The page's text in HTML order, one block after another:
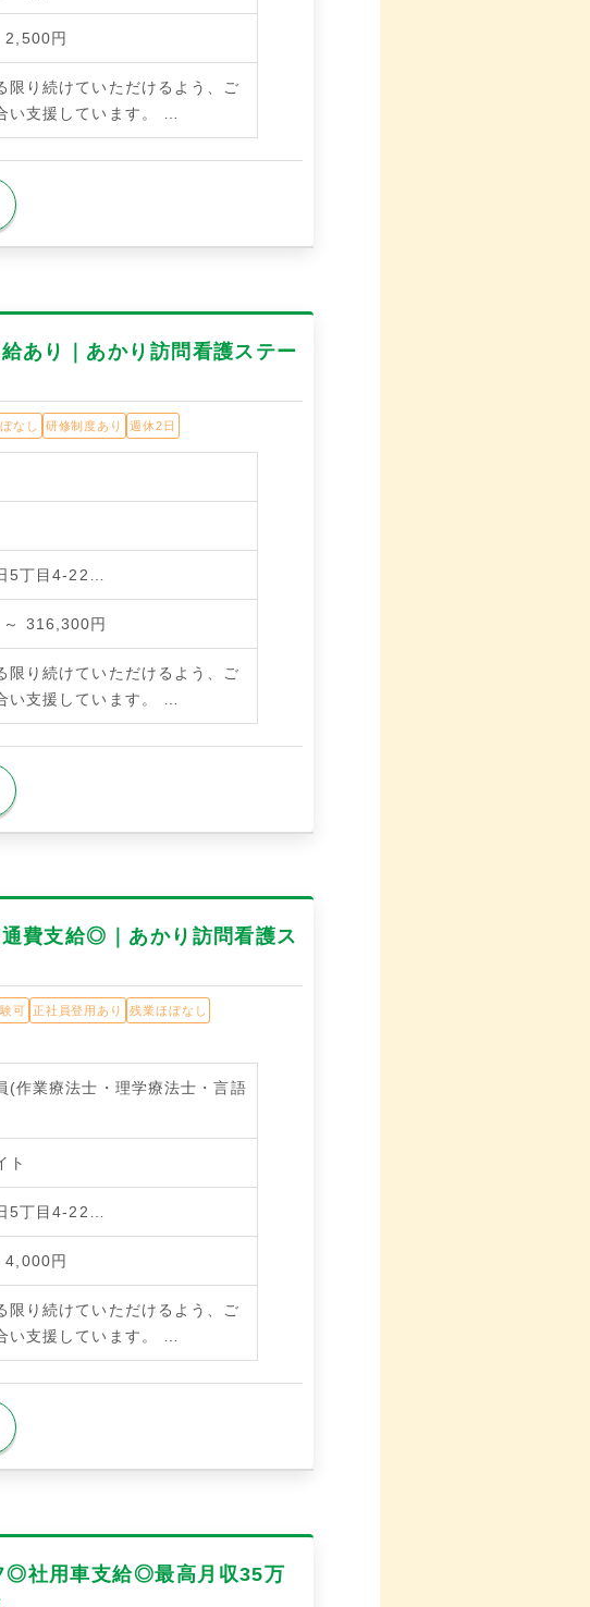
2,500円
限り続けていただけるよう、ご
い支援しています。
…
あり｜あかり訪問看護ステー
なし 研修制度あり 週休2日
5丁目4-22…
316,300円
限り続けていただけるよう、ご
い支援しています。
費支給◎｜あかり訪問看護ス
可 正社員登用あり
残業ほぼなし
(作業療法士・理学療法士・言語
ト
5丁目4-22…
4,000円
限り続けていただけるよう、ご
い支援しています。
◎社用車支給◎最高月収35万